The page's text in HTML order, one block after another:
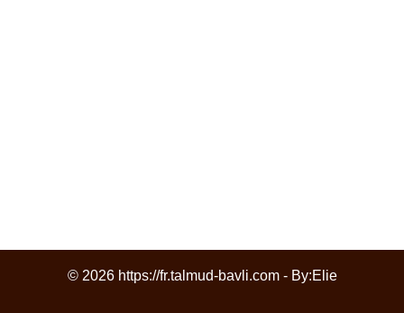
© 2026 https://fr.talmud-bavli.com - By:Elie